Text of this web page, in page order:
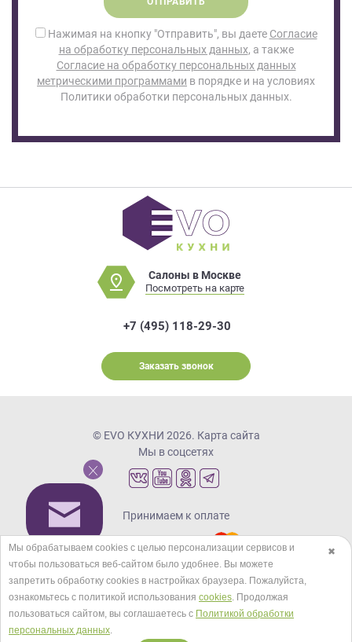
Нажимая на кнопку "Отправить", вы даете Согласие
на обработку персональных данных, а также
Согласие на обработку персональных данных
метрическими программами в порядке и на условиях
Политики обработки персональных данных.
Салоны в Москве
Посмотреть на карте
+7 (495) 118-29-30
Заказать звонок
© EVO КУХНИ 2026. Карта сайта
Мы в соцсетях
Принимаем к оплате
Кредиты и рассрочка
✖
Мы обрабатываем cookies с целью персонализации сервисов и
чтобы пользоваться веб-сайтом было удобнее. Вы можете
запретить обработку сookies в настройках браузера. Пожалуйста,
ознакомьтесь с политикой использования cookies. Продолжая
пользоваться сайтом, вы соглашаетесь с Политикой обработки
персональных данных.